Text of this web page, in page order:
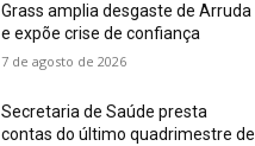
Grass amplia desgaste de Arruda
e expõe crise de confiança
7 de agosto de 2026
Secretaria de Saúde presta
contas do último quadrimestre de